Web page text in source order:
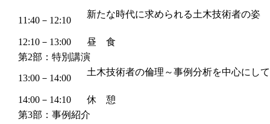
11:40－12:10
新たな時代に求められる土木技術者の姿
12:10－13:00
昼 食
第2部：特別講演
13:00－14:00
土木技術者の倫理～事例分析を中心にし
14:00－14:10
休 憩
第3部：事例紹介